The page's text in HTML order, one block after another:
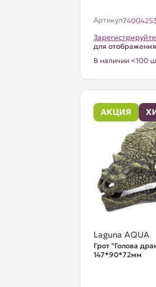
Артикул
для
В наличии <100
АКЦИЯ
Laguna AQUA
Грот "Голова
147*90*72мм